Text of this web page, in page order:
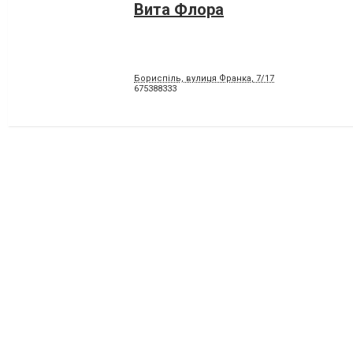
Вита Флора
Бориспіль, вулиця Франка, 7/17
675388333